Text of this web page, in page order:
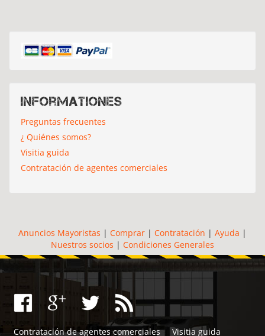
Informationes
Preguntas frecuentes
¿ Quiénes somos?
Visitia guida
Contratación de agentes comerciales
Anuncios Mayoristas | Comprar | Contratación | Ayuda |
Nuestros socios | Condiciones Generales
Contratación de agentes comerciales Visitia guida